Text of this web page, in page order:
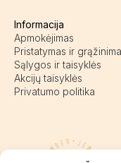
Informacija
Apmokėjimas
Pristatymas ir
Sąlygos ir taisyklės
Akcijų taisyklės
Privatumo politika